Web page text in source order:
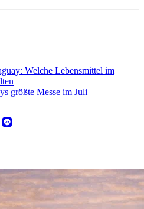
Welche Lebensmittel im
größte Messe im Juli